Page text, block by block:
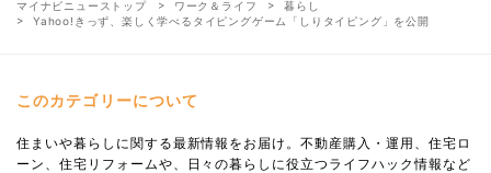
マイナビニューストップ ワーク＆ライフ
暮らし
Yahoo!きっず、楽しく学べるタイピングゲーム「しりタイピング」を公開
このカテゴリーについて
住まいや暮らしに関する最新情報をお届け。不動産購入・運用、住宅ロ
ーン、住宅リフォームや、日々の暮らしに役立つライフハック情報など